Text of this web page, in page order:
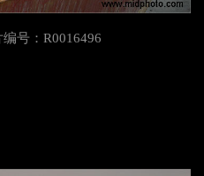
号：R0016496